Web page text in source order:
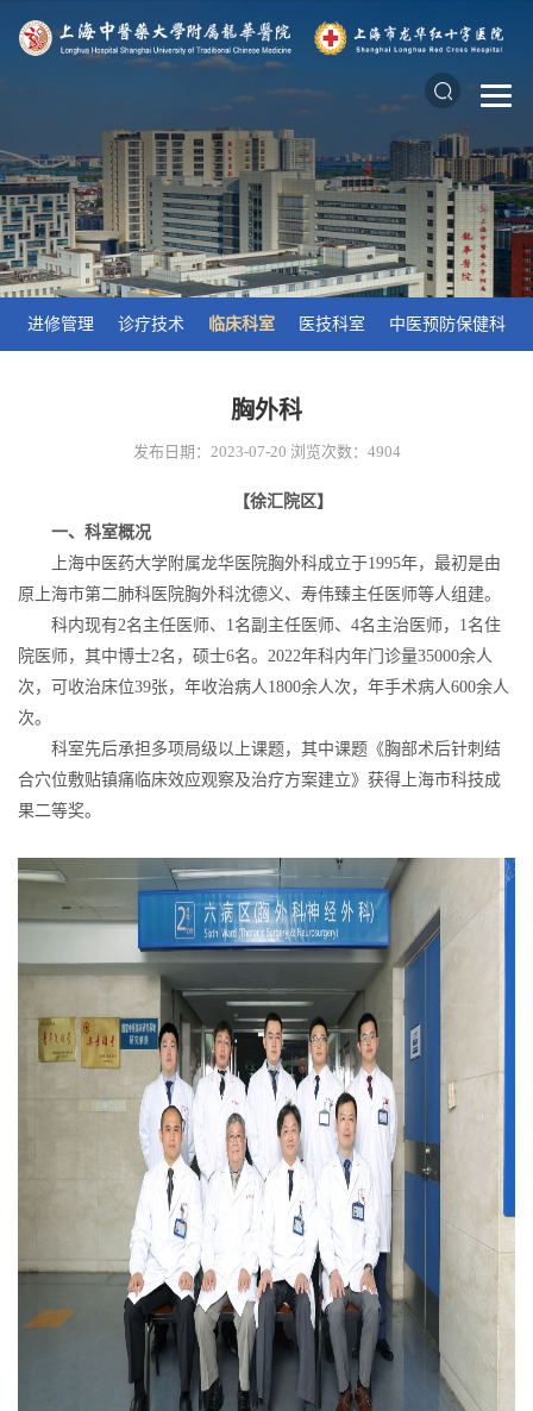
进修管理 诊疗技术 临床科室 医技科室 中医预防保健科
胸外科
发布日期：2023-07-20 浏览次数： 4904
【徐汇院区】
一、科室概况
上海中医药大学附属龙华医院胸外科成立于1995年，最初是由
原上海市第二肺科医院胸外科沈德义、寿伟臻主任医师等人组建。
科内现有2名主任医师、1名副主任医师、4名主治医师，1名住
院医师，其中博士2名，硕士6名。2022年科内年门诊量35000余人
次，可收治床位39张，年收治病人1800余人次，年手术病人600余人
次。
科室先后承担多项局级以上课题，其中课题《胸部术后针刺结
合穴位敷贴镇痛临床效应观察及治疗方案建立》获得上海市科技成
果二等奖。